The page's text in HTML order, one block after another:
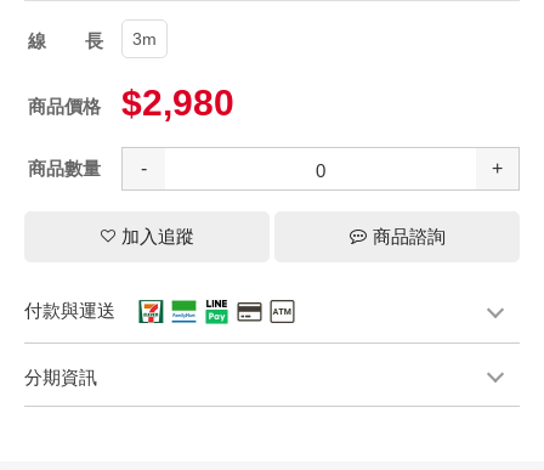
線長3m
商品價格 $2,980
商品數量 - +
加入追蹤 商品諮詢
付款與運送
分期資訊